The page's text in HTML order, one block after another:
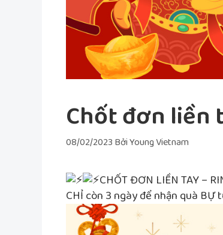
Chốt đơn liền
08/02/2023 BởiYoung Vietnam
CHỐT ĐƠN LIỀN TAY –
CHỈ còn 3 ngày để nhận quà